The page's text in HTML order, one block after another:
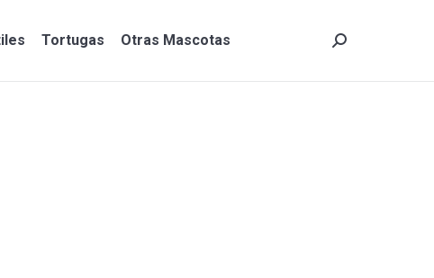
Tortugas Otras Mascotas Search:
Tortugas Otras Mascotas Search: